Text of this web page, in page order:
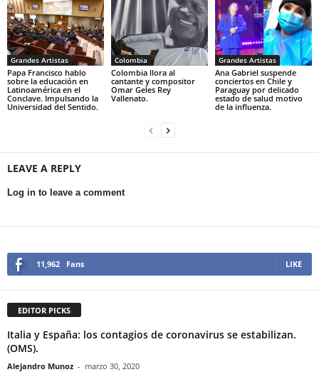
Grandes Artistas
Papa Francisco hablo
sobre la educación en
Latinoamérica en el
Conclave. Impulsando la
Universidad del Sentido.
Colombia
Colombia llora al
cantante y compositor
Omar Geles Rey
Vallenato.
Grandes Artistas
Ana Gabriel suspende
conciertos en Chile y
Paraguay por delicado
estado de salud motivo
de la influenza.
LEAVE A REPLY
Log in to leave a comment
11,962 Fans LIKE
EDITOR PICKS
Italia y España: los contagios de coronavirus se estabilizan.
(OMS).
Alejandro Munoz - marzo 30, 2020